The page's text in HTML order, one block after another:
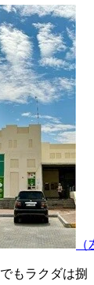
もラクダは捌